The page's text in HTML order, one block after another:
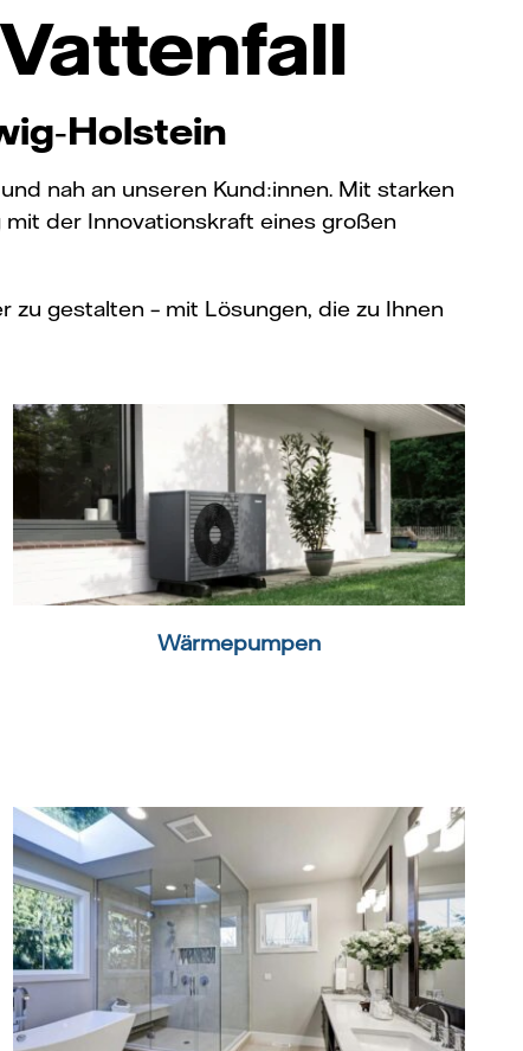
nah an unseren Kund:innen. Mit starken
der Innovationskraft eines großen
gestalten – mit Lösungen, die zu Ihnen
Wärmepumpen